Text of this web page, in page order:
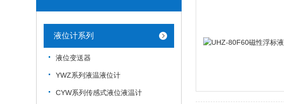
液位计系列
液位变送器
YWZ系列液温液位计
CYW系列传感式液位液温计